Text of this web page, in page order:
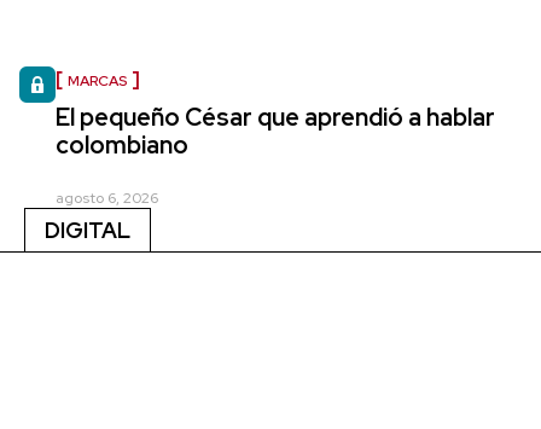
MARCAS
El pequeño César que aprendió a hablar
colombiano
agosto 6, 2026
DIGITAL